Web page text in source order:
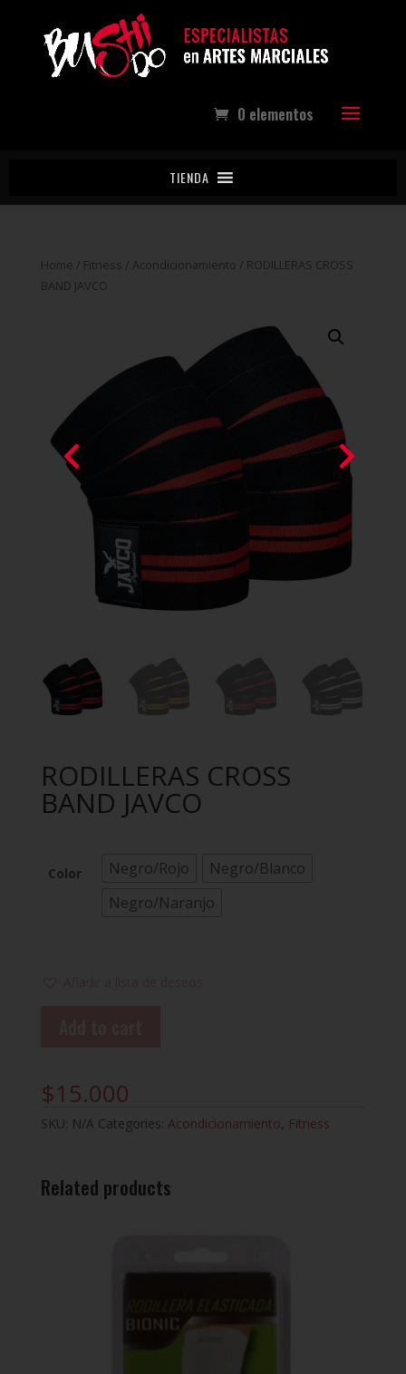
0 elementos
TIENDA
Home / Fitness / Acondicionamiento / RODILLERAS CROSS
BAND JAVCO
RODILLERAS CROSS
BAND JAVCO
Color Negro/Rojo
Negro/Blanco
Negro/Naranjo
$15.000
SKU: N/A Categories: Acondicionamiento, Fitness
Related products